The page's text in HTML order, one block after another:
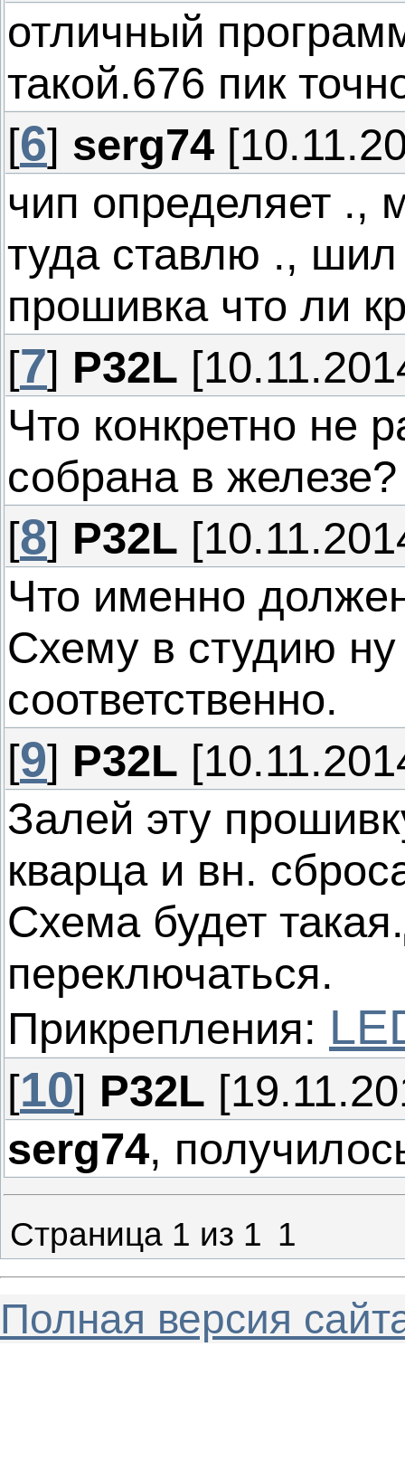
отличный
такой.676 пик
[6] serg74
чип определяет .,
туда ставлю .,
прошивка что ли
[7] P32L
Что конкретно не
собрана в железе?
[8] P32L
Что именно
Схему в студию
соответственно.
[9] P32L
Залей эту
кварца и вн.
Схема будет
переключаться.
Прикрепления:
[10] P32L
serg74,
Страница 1 из 1 1
Полная версия